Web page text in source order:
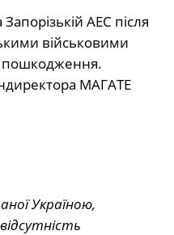
АЕС після
військовими
пошкодження.
МАГАТЕ
Україною,